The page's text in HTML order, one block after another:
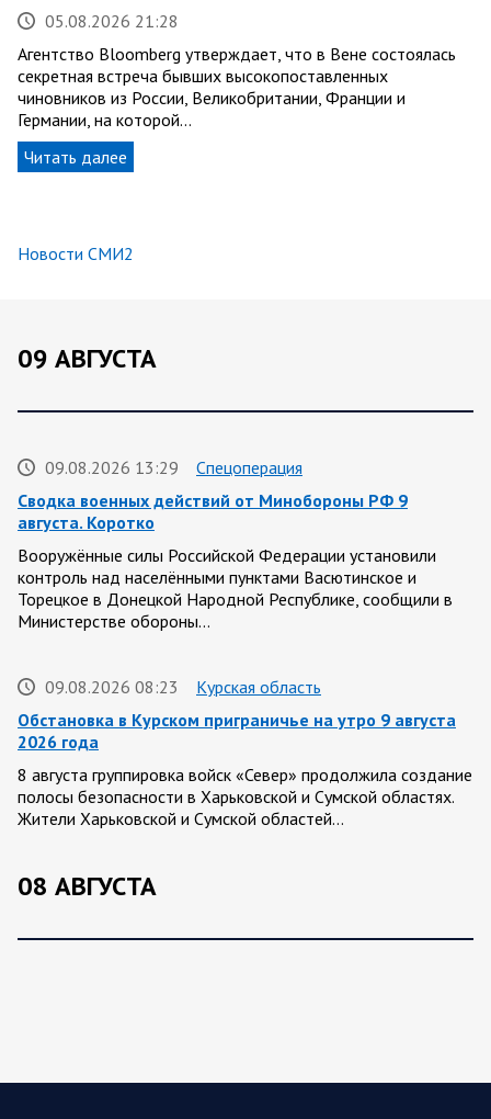
05.08.2026 21:28
Агентство Bloomberg утверждает, что в Вене состоялась
секретная встреча бывших высокопоставленных
чиновников из России, Великобритании, Франции и
Германии, на которой…
Читать далее
Новости СМИ2
09 АВГУСТА
09.08.2026 13:29
Спецоперация
Сводка военных действий от Минобороны РФ 9
августа. Коротко
Вооружённые силы Российской Федерации установили
контроль над населёнными пунктами Васютинское и
Торецкое в Донецкой Народной Республике, сообщили в
Министерстве обороны…
09.08.2026 08:23
Курская область
Обстановка в Курском приграничье на утро 9 августа
2026 года
8 августа группировка войск «Север» продолжила создание
полосы безопасности в Харьковской и Сумской областях.
Жители Харьковской и Сумской областей…
08 АВГУСТА
визит в Сербию. На пресс-конференции президент этой